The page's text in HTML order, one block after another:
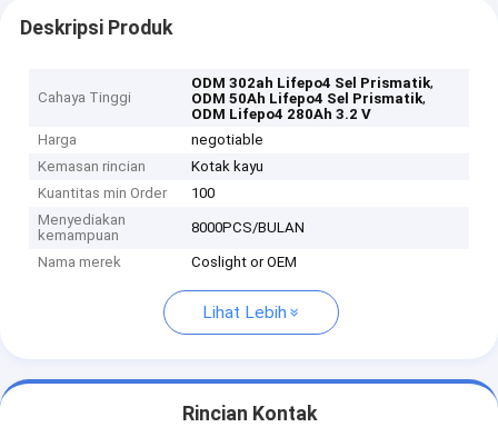
Deskripsi Produk
Cahaya Tinggi
ODM 302ah Lifepo4 Sel Prismatik,
ODM 50Ah Lifepo4 Sel Prismatik,
ODM Lifepo4 280Ah 3.2 V
Harga
negotiable
Kemasan rincian
Kotak kayu
Kuantitas min Order
100
Menyediakan
kemampuan
8000PCS/BULAN
Nama merek Coslight or OEM
Lihat Lebih
Rincian Kontak